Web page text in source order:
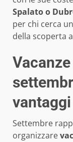
Spalato o
per chi cerca
della scoperta
vantaggi
Settembre
organizzare